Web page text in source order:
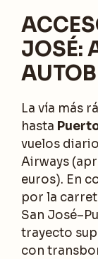
JOSÉ:
La vía más
hasta
vuelos
Airways
euros). En
por la
San
trayecto
con